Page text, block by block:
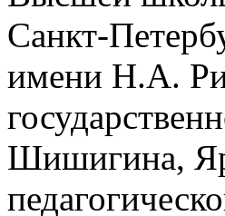
Санкт-
имени Н.А.
Шишигина,